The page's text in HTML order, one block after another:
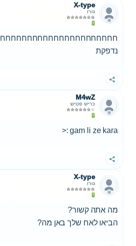
X-type
גורו
נדפקת
שתף
M4wZ
כריש פטיש
gam li ze kara :<
שתף
X-type
גורו
מה אתה קשור?
הביאו לאח שלך באן מה?